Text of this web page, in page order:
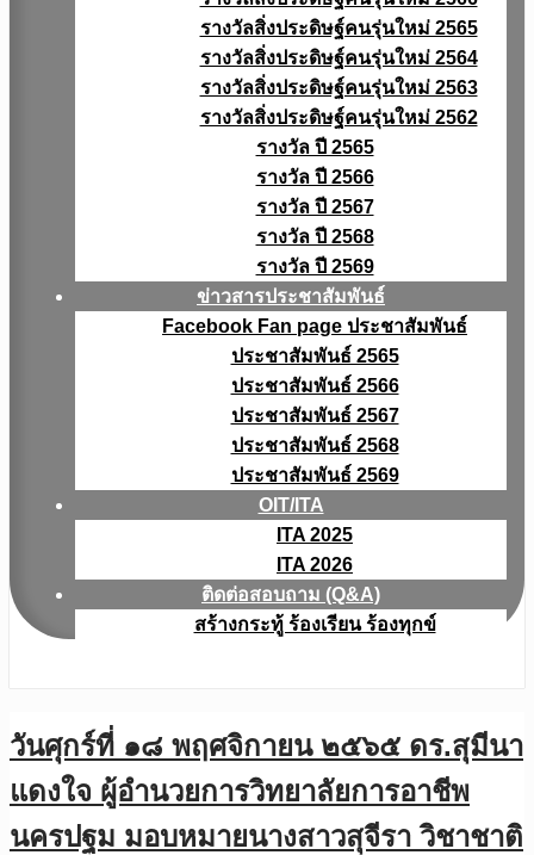
รางวัลสิ่งประดิษฐ์คนรุ่นใหม่ 2565
รางวัลสิ่งประดิษฐ์คนรุ่นใหม่ 2564
รางวัลสิ่งประดิษฐ์คนรุ่นใหม่ 2563
รางวัลสิ่งประดิษฐ์คนรุ่นใหม่ 2562
รางวัล ปี 2565
รางวัล ปี 2566
รางวัล ปี 2567
รางวัล ปี 2568
รางวัล ปี 2569
ข่าวสารประชาสัมพันธ์
Facebook Fan page ประชาสัมพันธ์
ประชาสัมพันธ์ 2565
ประชาสัมพันธ์ 2566
ประชาสัมพันธ์ 2567
ประชาสัมพันธ์ 2568
ประชาสัมพันธ์ 2569
OIT/ITA
ITA 2025
ITA 2026
ติดต่อสอบถาม (Q&A)
สร้างกระทู้ ร้องเรียน ร้องทุกข์
วันศุกร์ที่ ๑๘ พฤศจิกายน ๒๕๖๕ ดร.สุมีนา
แดงใจ ผู้อำนวยการวิทยาลัยการอาชีพ
นครปฐม มอบหมายนางสาวสุจีรา วิชาชาติ